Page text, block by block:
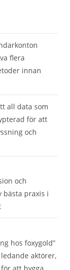
flera
innan
all data som
för att
och
och
bästa praxis i
hos foxygold”
aktörer,